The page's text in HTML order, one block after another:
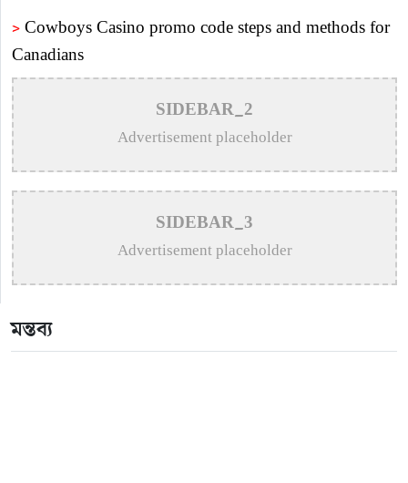
> Cowboys Casino promo code steps and methods for
Canadians
>
Пин Ап Казино Официальный Сайт – Играть в
Онлайн Казино Pin Up
>Vavada online casino w Polsce – metody płatności
>
Онлайн Казино Pin Up
>Mostbet AZ – bukmeker ve kazino Mostbet – Giriş
>Пин Ап казино – Официальный сайт Pin Up
SIDEBAR_2
Advertisement placeholder
SIDEBAR_3
Advertisement placeholder
মন্তব্য